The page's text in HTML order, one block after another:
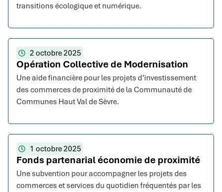
transitions écologique et numérique.
2 octobre 2025
Opération Collective de Modernisation
Une aide financière pour les projets d’investissement
des commerces de proximité de la Communauté de
Communes Haut Val de Sèvre.
1 octobre 2025
Fonds partenarial économie de proximité
Une subvention pour accompagner les projets des
commerces et services du quotidien fréquentés par les